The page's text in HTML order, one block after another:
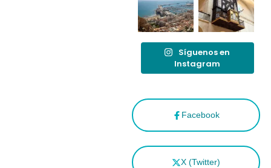
Facebook
X (Twitter)
Síguenos en
Instagram